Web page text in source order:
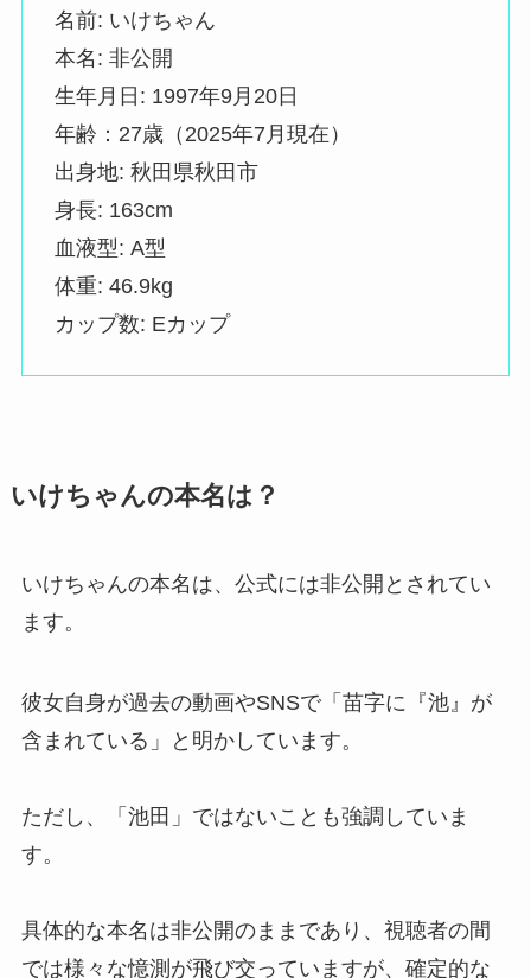
名前: いけちゃん
本名: 非公開
生年月日: 1997年9月20日
年齢：27歳（2025年7月現在）
出身地: 秋田県秋田市
身長: 163cm
血液型: A型
体重: 46.9kg
カップ数: Eカップ
いけちゃんの本名は？
いけちゃんの本名は、公式には非公開とされてい
ます。
彼女自身が過去の動画やSNSで「苗字に『池』が
含まれている」と明かしています。
ただし、「池田」ではないことも強調していま
す。
具体的な本名は非公開のままであり、視聴者の間
では様々な憶測が飛び交っていますが、確定的な